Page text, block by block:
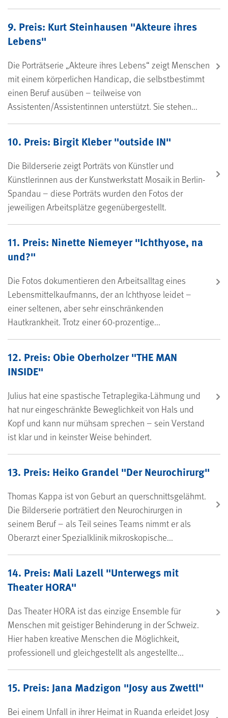
9. Preis: Kurt Steinhausen "Akteure ihres
Lebens"
Die Porträtserie „Akteure ihres Lebens“ zeigt Menschen
mit einem körperlichen Handicap, die selbstbestimmt
einen Beruf ausüben – teilweise von
Assistenten/Assistentinnen unterstützt. Sie stehen...
10. Preis: Birgit Kleber "outside IN"
Die Bilderserie zeigt Porträts von Künstler und
Künstlerinnen aus der Kunstwerkstatt Mosaik in Berlin-
Spandau – diese Porträts wurden den Fotos der
jeweiligen Arbeitsplätze gegenübergestellt.
11. Preis: Ninette Niemeyer "Ichthyose, na
und?"
Die Fotos dokumentieren den Arbeitsalltag eines
Lebensmittelkaufmanns, der an Ichthyose leidet –
einer seltenen, aber sehr einschränkenden
Hautkrankheit. Trotz einer 60-prozentige...
12. Preis: Obie Oberholzer "THE MAN
INSIDE"
Julius hat eine spastische Tetraplegika-Lähmung und
hat nur eingeschränkte Beweglichkeit von Hals und
Kopf und kann nur mühsam sprechen – sein Verstand
ist klar und in keinster Weise behindert.
13. Preis: Heiko Grandel "Der Neurochirurg"
Thomas Kappa ist von Geburt an querschnittsgelähmt.
Die Bilderserie porträtiert den Neurochirurgen in
seinem Beruf – als Teil seines Teams nimmt er als
Oberarzt einer Spezialklinik mikroskopische...
14. Preis: Mali Lazell "Unterwegs mit
Theater HORA"
Das Theater HORA ist das einzige Ensemble für
Menschen mit geistiger Behinderung in der Schweiz.
Hier haben kreative Menschen die Möglichkeit,
professionell und gleichgestellt als angestellte...
15. Preis: Jana Madzigon "Josy aus Zwettl"
Bei einem Unfall in ihrer Heimat in Ruanda erleidet Josy